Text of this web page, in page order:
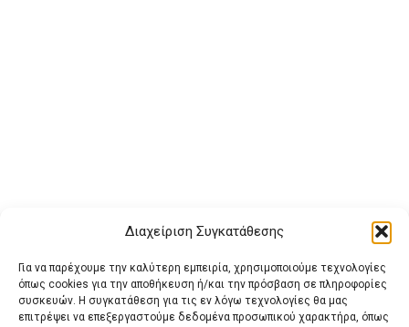
Διαχείριση Συγκατάθεσης
Για να παρέχουμε την καλύτερη εμπειρία, χρησιμοποιούμε τεχνολογίες
όπως cookies για την αποθήκευση ή/και την πρόσβαση σε πληροφορίες
συσκευών. Η συγκατάθεση για τις εν λόγω τεχνολογίες θα μας
επιτρέψει να επεξεργαστούμε δεδομένα προσωπικού χαρακτήρα, όπως